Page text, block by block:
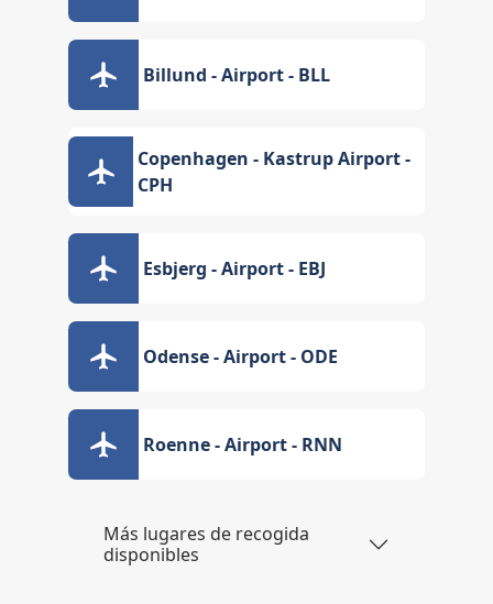
Billund - Airport - BLL
Copenhagen - Kastrup Airport -
CPH
Esbjerg - Airport - EBJ
Odense - Airport - ODE
Roenne - Airport - RNN
Más lugares de recogida
disponibles